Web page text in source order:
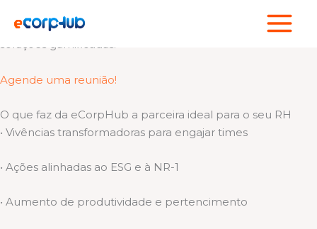
para
Somos um hub de experiências esportivas, bem-estar e
soluções gamificadas.
Agende uma reunião!
O que faz da eCorpHub a parceira ideal para o seu RH
• Vivências transformadoras para engajar times
• Ações alinhadas ao ESG e à NR-1
• Aumento de produtividade e pertencimento